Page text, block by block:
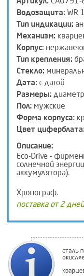
Водозащита: WR
Тип индикации:
Механизм:
Корпус:
Тип крепления:
Стекло:
Дата: с датой
Размеры:
Пол: мужские
Форма корпуса:
Цвет циферблата:
Описание:
Eco-Drive -
солнечной
аккумулятора).
Хронограф.
поставка от 2 дней
сталь